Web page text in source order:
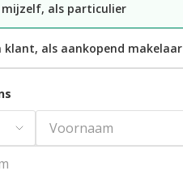
mijzelf, als particulier
klant, als aankopend makelaar